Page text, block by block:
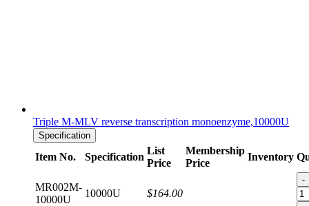
Triple M-MLV reverse transcription monoenzyme,10000U
Specification
Item No. Specification
List
Price
Membership
Price
Inventory
MR002M-
10000U
10000U $164.00
-